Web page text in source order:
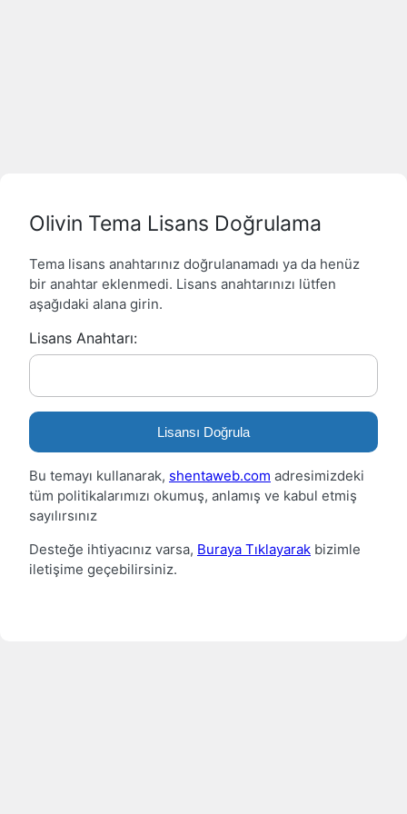
Olivin Tema Lisans Doğrulama
Tema lisans anahtarınız doğrulanamadı ya da henüz
bir anahtar eklenmedi. Lisans anahtarınızı lütfen
aşağıdaki alana girin.
Lisans Anahtarı:
Lisansı Doğrula
Bu temayı kullanarak, shentaweb.com adresimizdeki
tüm politikalarımızı okumuş, anlamış ve kabul etmiş
sayılırsınız
Desteğe ihtiyacınız varsa, Buraya Tıklayarak bizimle
iletişime geçebilirsiniz.